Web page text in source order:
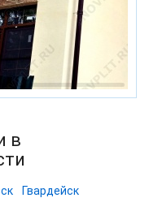
в
Гвардейск